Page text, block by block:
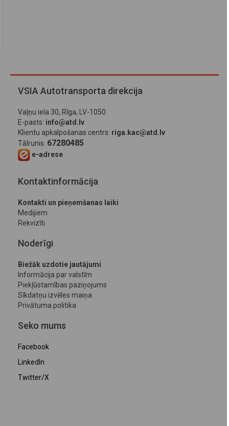
VSIA Autotransporta direkcija
Vaļņu iela 30, Rīga, LV-1050
E-pasts: info@atd.lv
Klientu apkalpošanas centrs: riga.kac@atd.lv
Tālrunis: 67280485
e-adrese
Kontaktinformācija
Kontakti un pieņemšanas laiki
Medijiem
Rekvizīti
Noderīgi
Biežāk uzdotie jautājumi
Informācija par valstīm
Piekļūstamības paziņojums
Sīkdatņu izvēles maiņa
Privātuma politika
Seko mums
Facebook
LinkedIn
Twitter/X